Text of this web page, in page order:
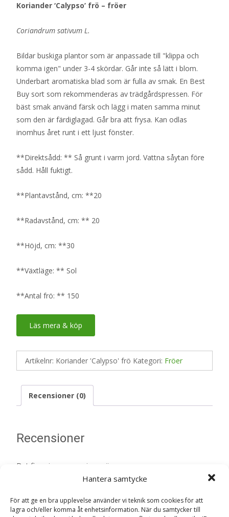
Hantera samtycke
För att ge en bra upplevelse använder vi teknik som cookies för att
lagra och/eller komma åt enhetsinformation. När du samtycker till
Koriander ‘Calypso’ frö – fröer
Coriandrum sativum L.
Bildar buskiga plantor som är anpassade till "klippa och
komma igen" under 3-4 skördar. Går inte så lätt i blom.
Underbart aromatiska blad som är fulla av smak. En Best
Buy sort som rekommenderas av trädgårdspressen. För
bäst smak använd färsk och lägg i maten samma minut
som den är färdiglagad. Går bra att frysa. Kan odlas
inomhus året runt i ett ljust fönster.
**Direktsådd: ** Så grunt i varm jord. Vattna såytan före
sådd. Håll fuktigt.
**Plantavstånd, cm: **20
**Radavstånd, cm: ** 20
**Höjd, cm: **30
**Växtläge: ** Sol
**Antal frö: ** 150
Läs mera & köp
Artikelnr: Koriander 'Calypso' frö Kategori: Fröer
Recensioner (0)
Recensioner
Det finns inga recensioner än.
‘Calypso’ frö – Fröer”